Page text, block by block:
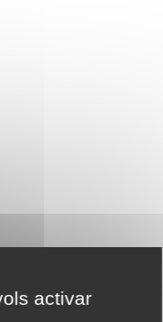
activar